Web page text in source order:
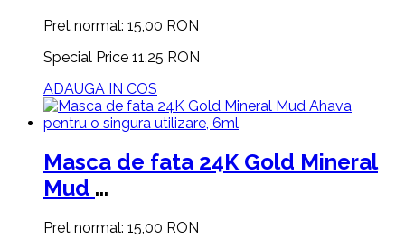
Pret normal: 15,00 RON
Special Price 11,25 RON
ADAUGA IN COS
Masca de fata 24K Gold Mineral
Mud ...
Pret normal: 15,00 RON